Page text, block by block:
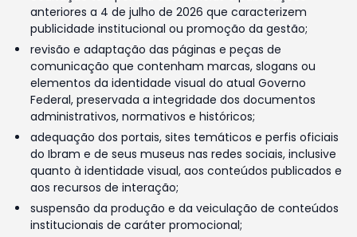
anteriores a 4 de julho de 2026 que caracterizem
publicidade institucional ou promoção da gestão;
revisão e adaptação das páginas e peças de
comunicação que contenham marcas, slogans ou
elementos da identidade visual do atual Governo
Federal, preservada a integridade dos documentos
administrativos, normativos e históricos;
adequação dos portais, sites temáticos e perfis oficiais
do Ibram e de seus museus nas redes sociais, inclusive
quanto à identidade visual, aos conteúdos publicados e
aos recursos de interação;
suspensão da produção e da veiculação de conteúdos
institucionais de caráter promocional;